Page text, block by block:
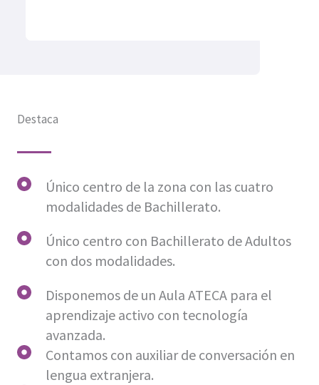
Destaca
Único centro de la zona con las cuatro
modalidades de Bachillerato.
Único centro con Bachillerato de Adultos
con dos modalidades.
Disponemos de un Aula ATECA para el
aprendizaje activo con tecnología
avanzada.
Contamos con auxiliar de conversación en
lengua extranjera.